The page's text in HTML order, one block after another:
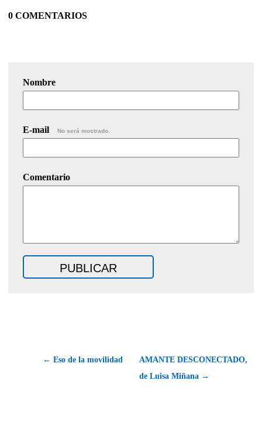
0 COMENTARIOS
Nombre
E-mail No será mostrado.
Comentario
← Eso de la movilidad
AMANTE DESCONECTADO,
de Luisa Miñana →